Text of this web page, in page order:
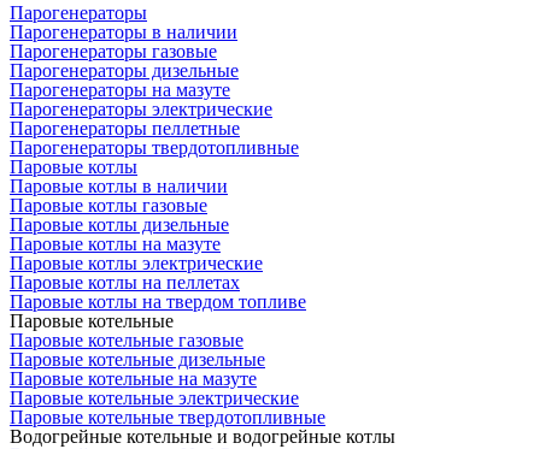
Парогенераторы
Парогенераторы в наличии
Парогенераторы газовые
Парогенераторы дизельные
Парогенераторы на мазуте
Парогенераторы электрические
Парогенераторы пеллетные
Парогенераторы твердотопливные
Паровые котлы
Паровые котлы в наличии
Паровые котлы газовые
Паровые котлы дизельные
Паровые котлы на мазуте
Паровые котлы электрические
Паровые котлы на пеллетах
Паровые котлы на твердом топливе
Паровые котельные
Паровые котельные газовые
Паровые котельные дизельные
Паровые котельные на мазуте
Паровые котельные электрические
Паровые котельные твердотопливные
Водогрейные котельные и водогрейные котлы